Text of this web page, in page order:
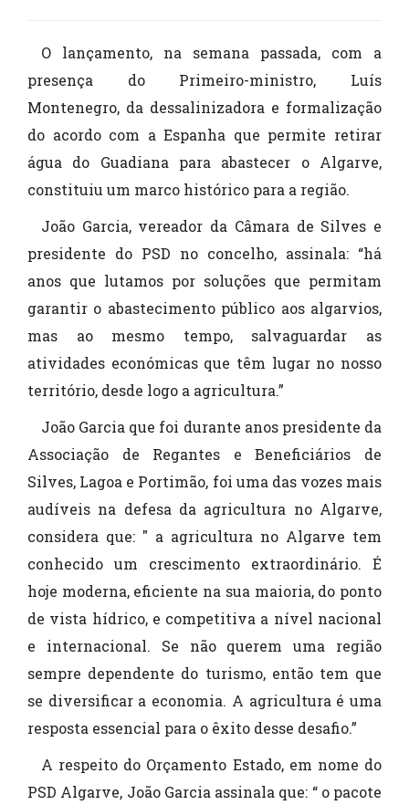
O lançamento, na semana passada, com a
presença do Primeiro-ministro, Luís
Montenegro, da dessalinizadora e formalização
do acordo com a Espanha que permite retirar
água do Guadiana para abastecer o Algarve,
constituiu um marco histórico para a região.
João Garcia, vereador da Câmara de Silves e
presidente do PSD no concelho, assinala: “há
anos que lutamos por soluções que permitam
garantir o abastecimento público aos algarvios,
mas ao mesmo tempo, salvaguardar as
atividades económicas que têm lugar no nosso
território, desde logo a agricultura.”
João Garcia que foi durante anos presidente da
Associação de Regantes e Beneficiários de
Silves, Lagoa e Portimão, foi uma das vozes mais
audíveis na defesa da agricultura no Algarve,
considera que: " a agricultura no Algarve tem
conhecido um crescimento extraordinário. É
hoje moderna, eficiente na sua maioria, do ponto
de vista hídrico, e competitiva a nível nacional
e internacional. Se não querem uma região
sempre dependente do turismo, então tem que
se diversificar a economia. A agricultura é uma
resposta essencial para o êxito desse desafio.”
A respeito do Orçamento Estado, em nome do
PSD Algarve, João Garcia assinala que: “ o pacote